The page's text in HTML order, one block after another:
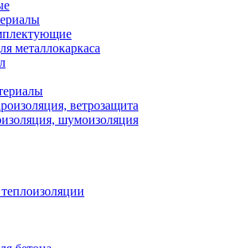
металлокаркаса
ветрозащита
шумоизоляция